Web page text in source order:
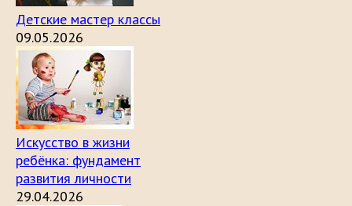
Детские мастер классы
09.05.2026
Искусство в жизни
ребёнка: фундамент
развития личности
29.04.2026